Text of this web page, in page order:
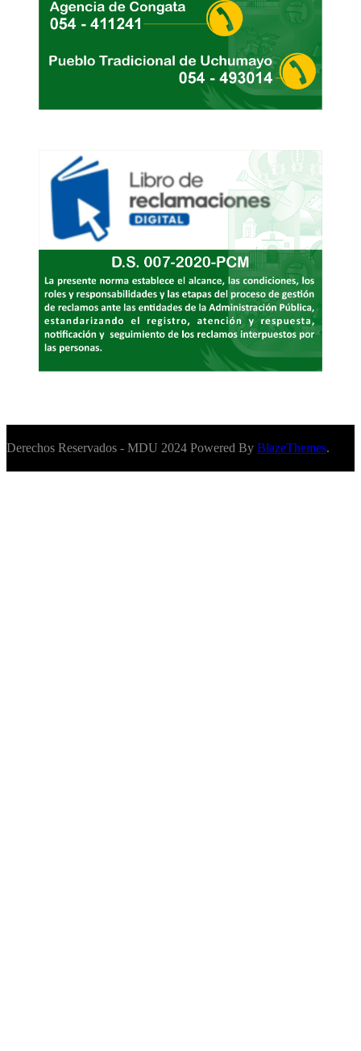
Derechos Reservados - MDU 2024 Powered By BlazeThemes.